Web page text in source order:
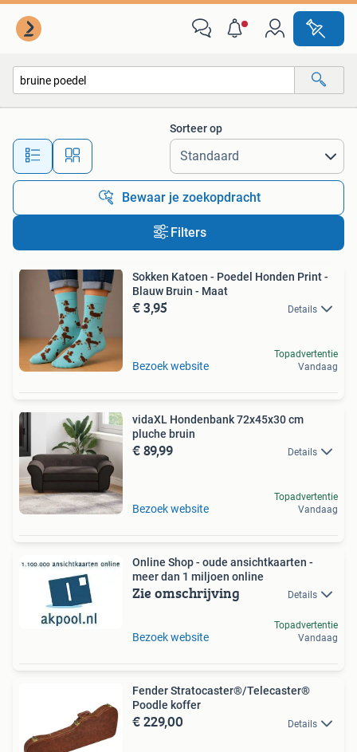
Alle afstanden…
Sorteer op
Bewaar je zoekopdracht
Filters
Sokken Katoen - Poedel Honden Print -
Blauw Bruin - Maat
€ 3,95 Details
Bezoek website
Topadvertentie
Vandaag
vidaXL Hondenbank 72x45x30 cm
pluche bruin
€ 89,99 Details
Bezoek website
Topadvertentie
Vandaag
Online Shop - oude ansichtkaarten -
meer dan 1 miljoen online
Zie omschrijving Details
Bezoek website
Topadvertentie
Vandaag
Fender Stratocaster®/Telecaster®
Poodle koffer
€ 229,00 Details